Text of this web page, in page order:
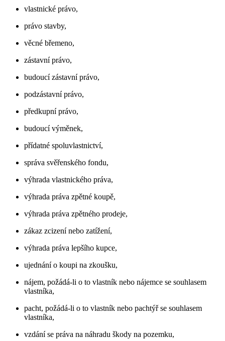
vlastnické právo,
právo stavby,
věcné břemeno,
zástavní právo,
budoucí zástavní právo,
podzástavní právo,
předkupní právo,
budoucí výměnek,
přídatné spoluvlastnictví,
správa svěřenského fondu,
výhrada vlastnického práva,
výhrada práva zpětné koupě,
výhrada práva zpětného prodeje,
zákaz zcizení nebo zatížení,
výhrada práva lepšího kupce,
ujednání o koupi na zkoušku,
nájem, požádá-li o to vlastník nebo nájemce se souhlasem
vlastníka,
pacht, požádá-li o to vlastník nebo pachtýř se souhlasem
vlastníka,
vzdání se práva na náhradu škody na pozemku,